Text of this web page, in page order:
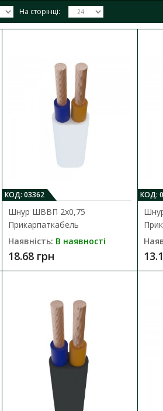
На сторінці:
Наявність: В наявності
Провід марки ШВВП призначений для
побутових приладів, світильників, кух..
24.37 грн
Шнур ШВВП 2х0,75
Наявність: В наявності
Провід марки ШВВП призначений для
18.68 грн
КОД: 03362
Шнур ШВВП 2х0,75
Прикарпаткабель
Наявність: В наявності
18.68 грн
КОД: